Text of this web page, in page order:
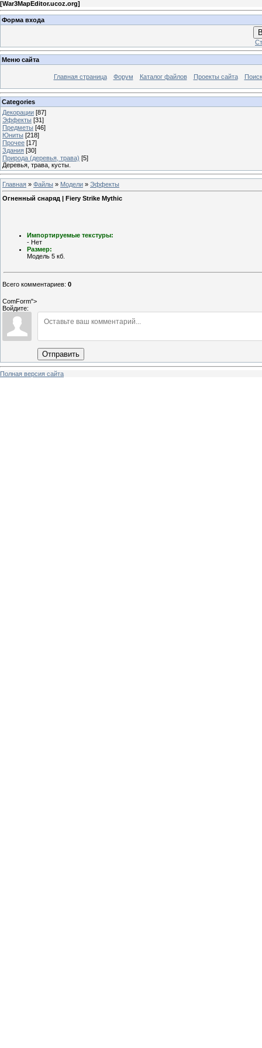
[War3MapEditor.ucoz.org]
Форма входа
Меню сайта
Главная страница Форум Каталог файлов Проекты сайта
Categories
Декорации [87]
Эффекты [31]
Предметы [46]
Юниты [218]
Прочее [17]
Здания [30]
Природа (деревья, трава) [5]
Деревья, трава, кусты.
Главная » Файлы » Модели » Эффекты
Огненный снаряд | Fiery Strike Mythic
Импортируемые текстуры:
- Нет
Размер:
Модель 5 кб.
Всего комментариев: 0
ComForm">
Войдите:
Отправить
Полная версия сайта